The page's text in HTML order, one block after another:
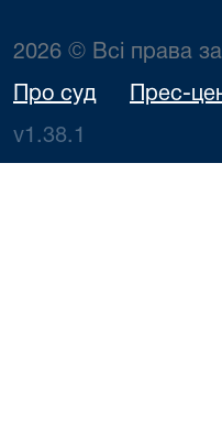
2026 © Всі права
Про суд Прес-
v1.38.1